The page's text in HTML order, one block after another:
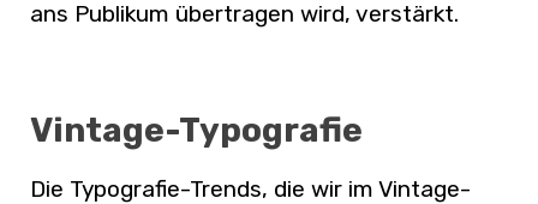
ans Publikum übertragen wird, verstärkt.
Vintage-Typografie
Die Typografie-Trends, die wir im Vintage-